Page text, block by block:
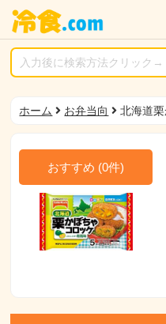
ホーム お弁当向 北海道
おすすめ (0件)